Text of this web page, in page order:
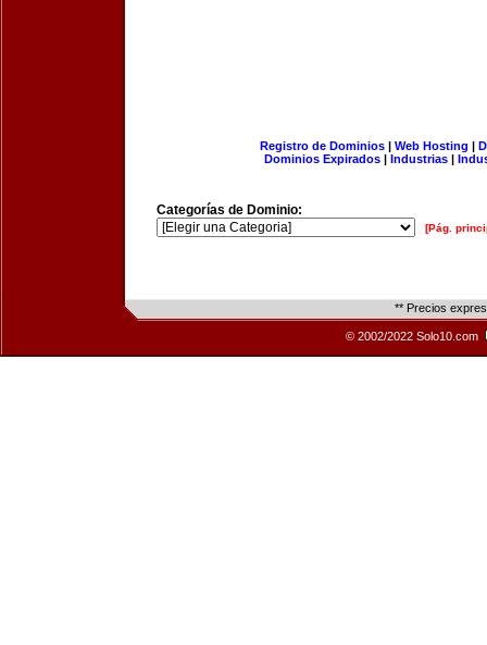
Registro de Dominios| Web Hosting |
Dominios Expirados | Industrias |
Categorías de Dominio:
[Pág.
** Precios
© 2002/2022 Solo10.com